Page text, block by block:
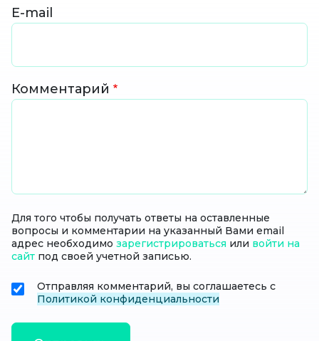
E-mail
Комментарий
Для того чтобы получать ответы на оставленные
вопросы и комментарии на указанный Вами email
адрес необходимо зарегистрироваться или войти на
сайт под своей учетной записью.
Отправляя комментарий, вы соглашаетесь с
Политикой конфиденциальности